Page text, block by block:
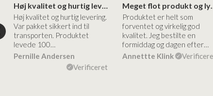
Høj kvalitet og hurtig levering
Høj kvalitet og hurtig levering.
Var pakket sikkert ind til
transporten. Produktet
levede 100…
Pernille Andersen
Verificeret
Meget flot produkt og lynhurtigt levering
Produktet er helt som
forventet og virkelig god
kvalitet. Jeg bestilte en
formiddag og dagen efter…
Annettte Klink